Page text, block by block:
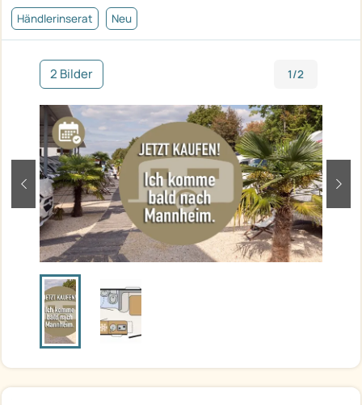
Händlerinserat Neu
2 Bilder 1/2
zurück